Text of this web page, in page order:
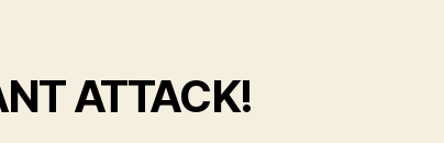
ATTACK!